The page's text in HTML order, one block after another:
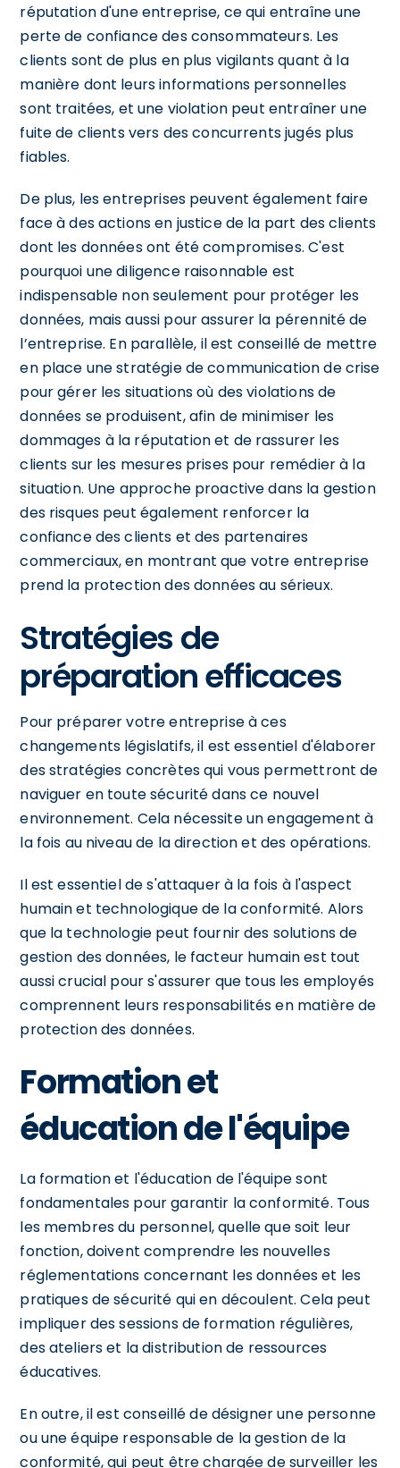
réputation d'une entreprise, ce qui entraîne une
perte de confiance des consommateurs. Les
clients sont de plus en plus vigilants quant à la
manière dont leurs informations personnelles
sont traitées, et une violation peut entraîner une
fuite de clients vers des concurrents jugés plus
fiables.
De plus, les entreprises peuvent également faire
face à des actions en justice de la part des clients
dont les données ont été compromises. C'est
pourquoi une diligence raisonnable est
indispensable non seulement pour protéger les
données, mais aussi pour assurer la pérennité de
l’entreprise. En parallèle, il est conseillé de mettre
en place une stratégie de communication de crise
pour gérer les situations où des violations de
données se produisent, afin de minimiser les
dommages à la réputation et de rassurer les
clients sur les mesures prises pour remédier à la
situation. Une approche proactive dans la gestion
des risques peut également renforcer la
confiance des clients et des partenaires
commerciaux, en montrant que votre entreprise
prend la protection des données au sérieux.
Stratégies de
préparation efficaces
Pour préparer votre entreprise à ces
changements législatifs, il est essentiel d'élaborer
des stratégies concrètes qui vous permettront de
naviguer en toute sécurité dans ce nouvel
environnement. Cela nécessite un engagement à
la fois au niveau de la direction et des opérations.
Il est essentiel de s'attaquer à la fois à l'aspect
humain et technologique de la conformité. Alors
que la technologie peut fournir des solutions de
gestion des données, le facteur humain est tout
aussi crucial pour s'assurer que tous les employés
comprennent leurs responsabilités en matière de
protection des données.
Formation et
éducation de l'équipe
La formation et l'éducation de l'équipe sont
fondamentales pour garantir la conformité. Tous
les membres du personnel, quelle que soit leur
fonction, doivent comprendre les nouvelles
réglementations concernant les données et les
pratiques de sécurité qui en découlent. Cela peut
impliquer des sessions de formation régulières,
des ateliers et la distribution de ressources
éducatives.
En outre, il est conseillé de désigner une personne
ou une équipe responsable de la gestion de la
conformité, qui peut être chargée de surveiller les